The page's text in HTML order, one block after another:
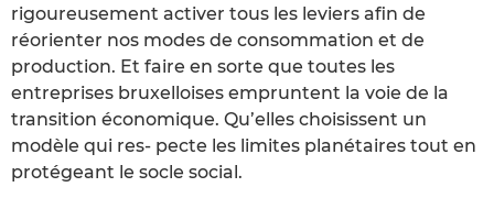
rigoureusement activer tous les leviers afin de
réorienter nos modes de consommation et de
production. Et faire en sorte que toutes les
entreprises bruxelloises empruntent la voie de la
transition économique. Qu’elles choisissent un
modèle qui res- pecte les limites planétaires tout en
protégeant le socle social.